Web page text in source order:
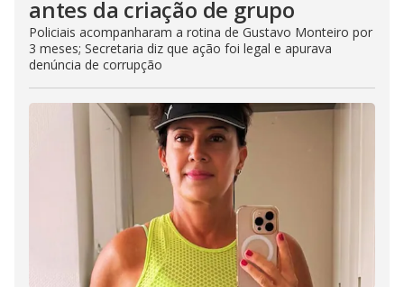
antes da criação de grupo
Policiais acompanharam a rotina de Gustavo Monteiro por
3 meses; Secretaria diz que ação foi legal e apurava
denúncia de corrupção